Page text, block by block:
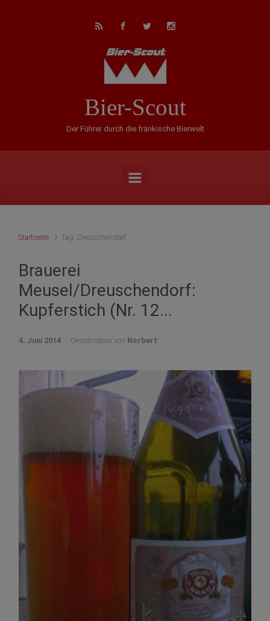
Bier-Scout
Der Führer durch die fränkische Bierwelt
Startseite Tag: Dreuschendorf
Brauerei
Meusel/Dreuschendorf:
Kupferstich (Nr. 12...
4. Juni 2014 Geschrieben von Norbert